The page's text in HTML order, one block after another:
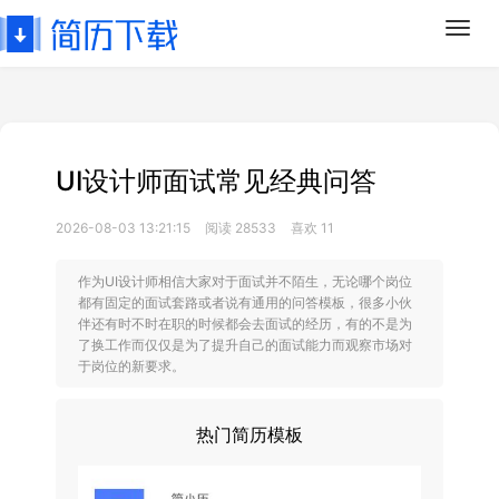
UI设计师面试常见经典问答
2026-08-03 13:21:15 阅读 28533 喜欢 11
作为UI设计师相信大家对于面试并不陌生，无论哪个岗位
都有固定的面试套路或者说有通用的问答模板，很多小伙
伴还有时不时在职的时候都会去面试的经历，有的不是为
了换工作而仅仅是为了提升自己的面试能力而观察市场对
于岗位的新要求。
热门简历模板